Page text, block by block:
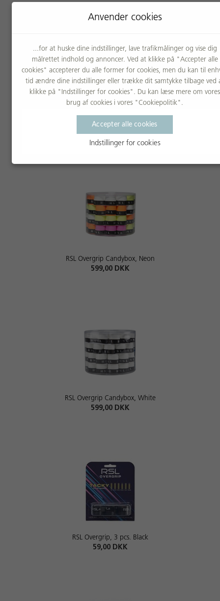
RSL Overgrip Candybox, Black
599,00 DKK
RSL Overgrip Candybox, Neon
599,00 DKK
RSL Overgrip Candybox, White
599,00 DKK
RSL Overgrip, 3 pcs. Black
59,00 DKK
Anvender cookies
...for at huske dine indstillinger, lave trafikmålinger og vise dig
målrettet indhold og annoncer. Ved at klikke på "Accepter alle
cookies" accepterer du alle former for cookies, men du kan til
tid ændre dine indstillinger eller trække dit samtykke tilbage ved
klikke på "Indstillinger for cookies". Du kan læse mere om vores
brug af cookies i vores "Cookiepolitik".
Accepter alle cookies
Indstillinger for cookies